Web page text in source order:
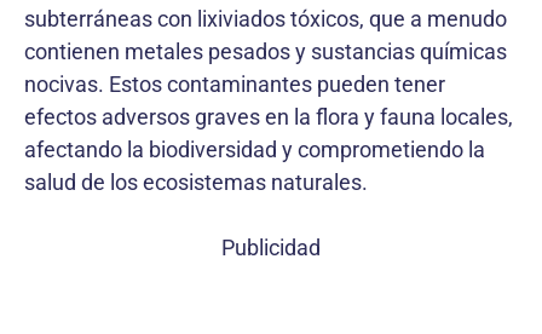
subterráneas con lixiviados tóxicos, que a menudo
contienen metales pesados y sustancias químicas
nocivas. Estos contaminantes pueden tener
efectos adversos graves en la flora y fauna locales,
afectando la biodiversidad y comprometiendo la
salud de los ecosistemas naturales.
Publicidad